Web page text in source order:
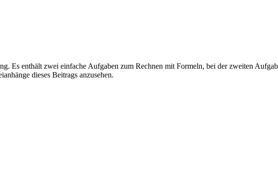
Es enthält zwei einfache Aufgaben zum Rechnen mit Formeln, bei der zweiten
dieses Beitrags anzusehen.